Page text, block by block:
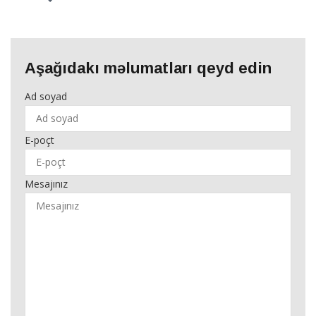
Aşağıdakı məlumatları qeyd edin
Ad soyad
E-poçt
Mesajınız